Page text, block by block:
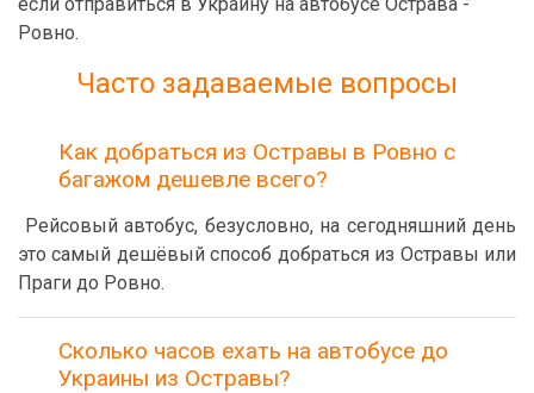
Ровно.
Часто задаваемые вопросы
Как добраться из Остравы в Ровно с
багажом дешевле всего?
Рейсовый автобус, безусловно, на сегодняшний день
это самый дешёвый способ добраться из Остравы или
Праги до Ровно.
Сколько часов ехать на автобусе до
Украины из Остравы?